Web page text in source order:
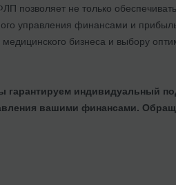
позволяет не только
управления финансами и
бизнеса и выбору
индивидуальный
вашими финансами.